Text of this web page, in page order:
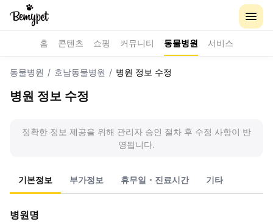
홈 콘텐츠 쇼핑 커뮤니티 동물병원 서비스
동물병원 / 호남동물병원 / 병원 정보 수정
병원 정보 수정
정확한 정보 제공을 위해 관리자 승인 절차 후 수정 사항이 반
영됩니다.
기본정보 부가정보 휴무일・진료시간 기타
병원명